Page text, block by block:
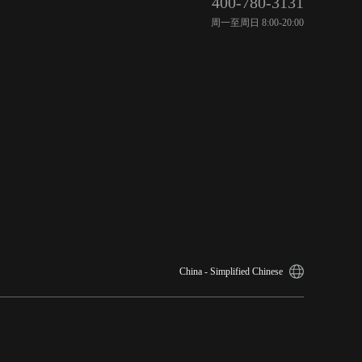
周一至周日 8:00-20:00
China - Simplified Chinese